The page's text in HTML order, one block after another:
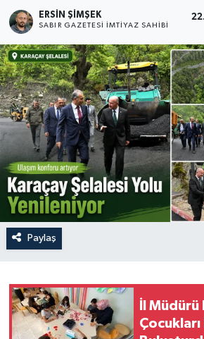
ERSIN ŞİMŞEK
SABIR GAZETESI İMTIYAZ SAHIBI
Paylaş
İl Müdürü